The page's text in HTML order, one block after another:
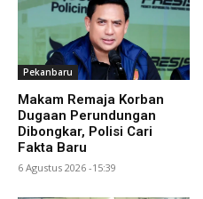
Pekanbaru
Makam Remaja Korban
Dugaan Perundungan
Dibongkar, Polisi Cari
Fakta Baru
6 Agustus 2026 -15:39